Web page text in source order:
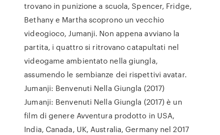
trovano in punizione a scuola, Spencer, Fridge,
Bethany e Martha scoprono un vecchio
videogioco, Jumanji. Non appena avviano la
partita, i quattro si ritrovano catapultati nel
videogame ambientato nella giungla,
assumendo le sembianze dei rispettivi avatar.
Jumanji: Benvenuti Nella Giungla (2017)
Jumanji: Benvenuti Nella Giungla (2017) è un
film di genere Avventura prodotto in USA,
India, Canada, UK, Australia, Germany nel 2017